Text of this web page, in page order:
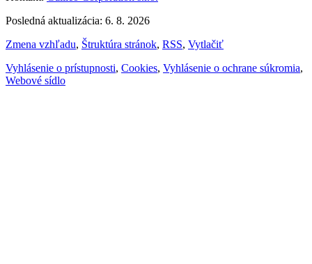
Posledná aktualizácia: 6. 8. 2026
Zmena vzhľadu, Štruktúra stránok, RSS, Vytlačiť
Vyhlásenie o prístupnosti, Cookies, Vyhlásenie o ochrane súkromia,
Webové sídlo